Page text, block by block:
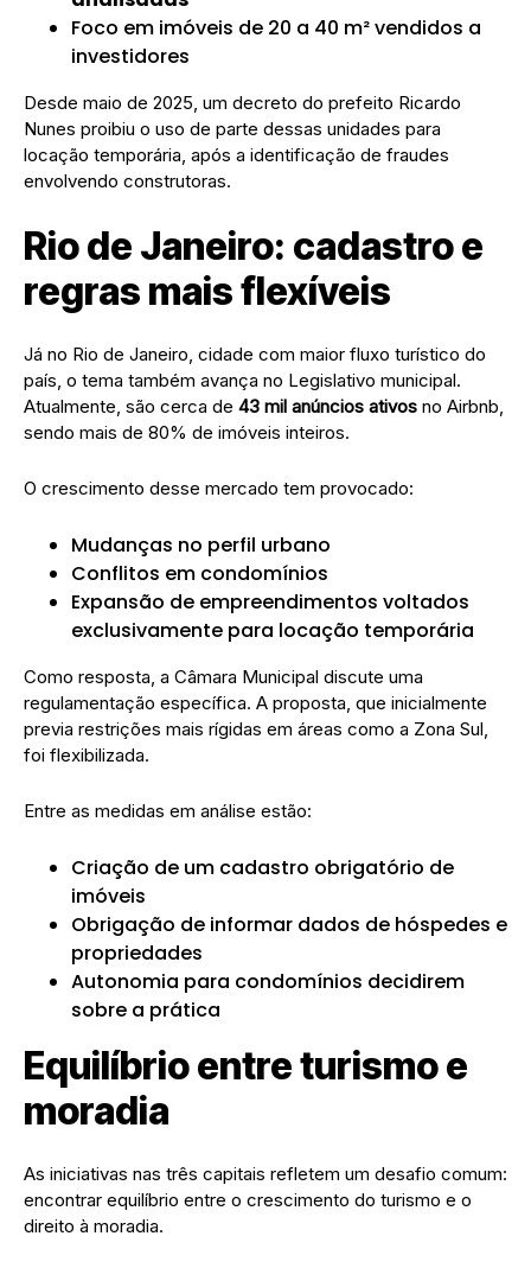
Foco em imóveis de 20 a 40 m² vendidos a
investidores
Desde maio de 2025, um decreto do prefeito Ricardo
Nunes proibiu o uso de parte dessas unidades para
locação temporária, após a identificação de fraudes
envolvendo construtoras.
Rio de Janeiro: cadastro e
regras mais flexíveis
Já no Rio de Janeiro, cidade com maior fluxo turístico do
país, o tema também avança no Legislativo municipal.
Atualmente, são cerca de 43 mil anúncios ativos no Airbnb,
sendo mais de 80% de imóveis inteiros.
O crescimento desse mercado tem provocado:
Mudanças no perfil urbano
Conflitos em condomínios
Expansão de empreendimentos voltados
exclusivamente para locação temporária
Como resposta, a Câmara Municipal discute uma
regulamentação específica. A proposta, que inicialmente
previa restrições mais rígidas em áreas como a Zona Sul,
foi flexibilizada.
Entre as medidas em análise estão:
Criação de um cadastro obrigatório de
imóveis
Obrigação de informar dados de hóspedes e
propriedades
Autonomia para condomínios decidirem
sobre a prática
Equilíbrio entre turismo e
moradia
As iniciativas nas três capitais refletem um desafio comum:
encontrar equilíbrio entre o crescimento do turismo e o
direito à moradia.